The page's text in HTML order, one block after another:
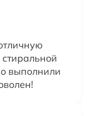
выполнили